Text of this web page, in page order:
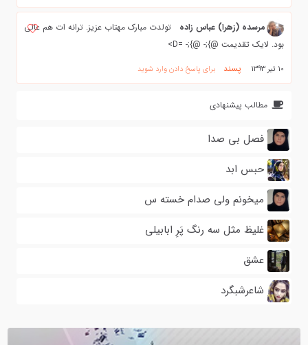
مرسده (زهرا) عباس زاده
تولدت مبارک مهتاب عزیز. ترانه ات هم عالی
بود. لایک تقدیمت @};- @};- =D>
10 تیر 1393 پسند برای پاسخ دادن وارد شوید
مطالب پیشنهادی
فصل بی صدا
حبس ابد
میخونم ولی صدام خسته س
غلیظ مثل سه رنگ پَرِ ابابیلی
عشق
شاعرشبگرد